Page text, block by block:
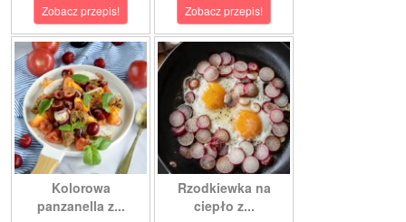
Zobacz przepis! Zobacz przepis!
Kolorowa
panzanella z...
Rzodkiewka na
ciepło z...